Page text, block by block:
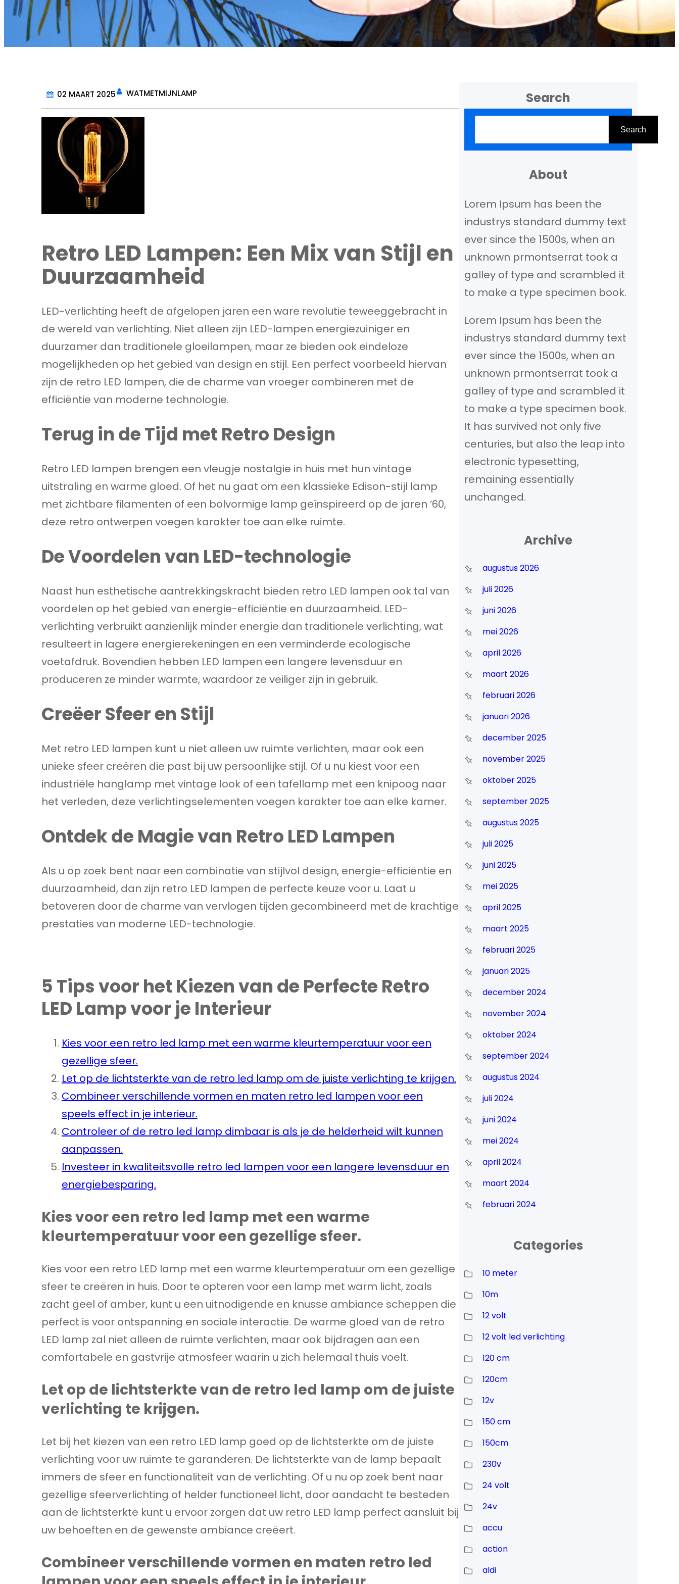
02 MAART 2025 WATMETMIJNLAMP
Retro LED Lampen: Een Mix van Stijl en
Duurzaamheid
LED-verlichting heeft de afgelopen jaren een ware revolutie teweeggebracht in
de wereld van verlichting. Niet alleen zijn LED-lampen energiezuiniger en
duurzamer dan traditionele gloeilampen, maar ze bieden ook eindeloze
mogelijkheden op het gebied van design en stijl. Een perfect voorbeeld hiervan
zijn de retro LED lampen, die de charme van vroeger combineren met de
efficiëntie van moderne technologie.
Terug in de Tijd met Retro Design
Retro LED lampen brengen een vleugje nostalgie in huis met hun vintage
uitstraling en warme gloed. Of het nu gaat om een klassieke Edison-stijl lamp
met zichtbare filamenten of een bolvormige lamp geïnspireerd op de jaren ’60,
deze retro ontwerpen voegen karakter toe aan elke ruimte.
De Voordelen van LED-technologie
Naast hun esthetische aantrekkingskracht bieden retro LED lampen ook tal van
voordelen op het gebied van energie-efficiëntie en duurzaamheid. LED-
verlichting verbruikt aanzienlijk minder energie dan traditionele verlichting, wat
resulteert in lagere energierekeningen en een verminderde ecologische
voetafdruk. Bovendien hebben LED lampen een langere levensduur en
produceren ze minder warmte, waardoor ze veiliger zijn in gebruik.
Creëer Sfeer en Stijl
Met retro LED lampen kunt u niet alleen uw ruimte verlichten, maar ook een
unieke sfeer creëren die past bij uw persoonlijke stijl. Of u nu kiest voor een
industriële hanglamp met vintage look of een tafellamp met een knipoog naar
het verleden, deze verlichtingselementen voegen karakter toe aan elke kamer.
Ontdek de Magie van Retro LED Lampen
Als u op zoek bent naar een combinatie van stijlvol design, energie-efficiëntie en
duurzaamheid, dan zijn retro LED lampen de perfecte keuze voor u. Laat u
betoveren door de charme van vervlogen tijden gecombineerd met de krachtige
prestaties van moderne LED-technologie.
5 Tips voor het Kiezen van de Perfecte Retro
LED Lamp voor je Interieur
Kies voor een retro led lamp met een warme kleurtemperatuur voor een
gezellige sfeer.
Let op de lichtsterkte van de retro led lamp om de juiste verlichting te krijgen.
Combineer verschillende vormen en maten retro led lampen voor een
speels effect in je interieur.
Controleer of de retro led lamp dimbaar is als je de helderheid wilt kunnen
aanpassen.
Investeer in kwaliteitsvolle retro led lampen voor een langere levensduur en
energiebesparing.
Kies voor een retro led lamp met een warme
kleurtemperatuur voor een gezellige sfeer.
Kies voor een retro LED lamp met een warme kleurtemperatuur om een gezellige
sfeer te creëren in huis. Door te opteren voor een lamp met warm licht, zoals
zacht geel of amber, kunt u een uitnodigende en knusse ambiance scheppen die
perfect is voor ontspanning en sociale interactie. De warme gloed van de retro
LED lamp zal niet alleen de ruimte verlichten, maar ook bijdragen aan een
comfortabele en gastvrije atmosfeer waarin u zich helemaal thuis voelt.
Let op de lichtsterkte van de retro led lamp om de juiste
verlichting te krijgen.
Let bij het kiezen van een retro LED lamp goed op de lichtsterkte om de juiste
verlichting voor uw ruimte te garanderen. De lichtsterkte van de lamp bepaalt
immers de sfeer en functionaliteit van de verlichting. Of u nu op zoek bent naar
gezellige sfeerverlichting of helder functioneel licht, door aandacht te besteden
aan de lichtsterkte kunt u ervoor zorgen dat uw retro LED lamp perfect aansluit bij
uw behoeften en de gewenste ambiance creëert.
Combineer verschillende vormen en maten retro led
Search
e
n
Search
About
Lorem Ipsum has been the
industrys standard dummy text
ever since the 1500s, when an
unknown prmontserrat took a
galley of type and scrambled it
to make a type specimen book.
Lorem Ipsum has been the
industrys standard dummy text
ever since the 1500s, when an
unknown prmontserrat took a
galley of type and scrambled it
to make a type specimen book.
It has survived not only five
centuries, but also the leap into
electronic typesetting,
remaining essentially
unchanged.
Archive
augustus 2026
juli 2026
juni 2026
mei 2026
april 2026
maart 2026
februari 2026
januari 2026
december 2025
november 2025
oktober 2025
september 2025
augustus 2025
juli 2025
juni 2025
mei 2025
april 2025
maart 2025
februari 2025
januari 2025
december 2024
november 2024
oktober 2024
september 2024
augustus 2024
juli 2024
juni 2024
mei 2024
april 2024
maart 2024
februari 2024
Categories
10 meter
10m
12 volt
12 volt led verlichting
120 cm
120cm
12v
150 cm
150cm
230v
24 volt
24v
accu
action
aldi